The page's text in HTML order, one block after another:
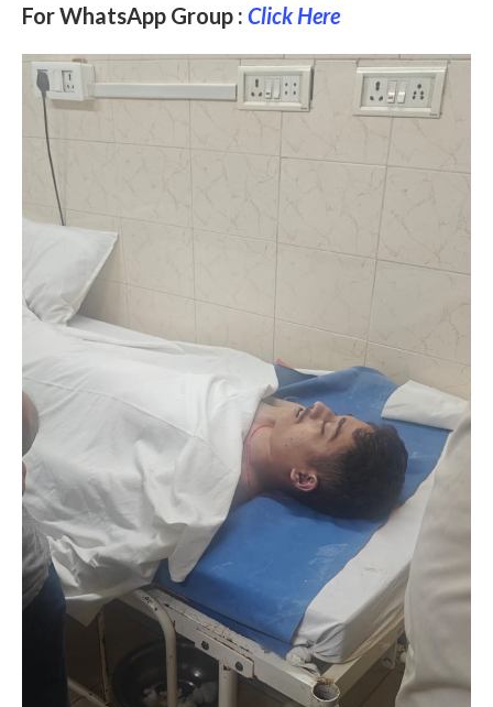
For WhatsApp Group : Click Here